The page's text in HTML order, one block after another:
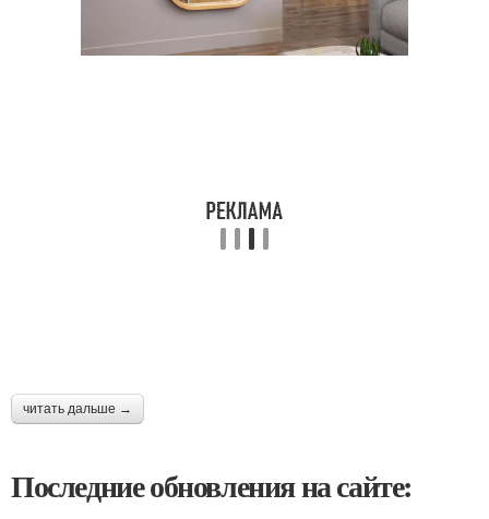
читать дальше →
Последние обновления на сайте: